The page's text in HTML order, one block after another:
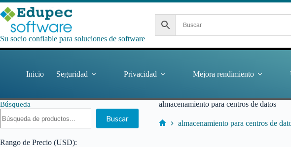
Saltar
al
contenido
Su socio confiable para soluciones de software
Inicio Seguridad Privacidad Mejora rendimiento
almacenamiento para centros de datos
almacenamiento para centros de
Búsqueda
Buscar
Rango de Precio (USD):